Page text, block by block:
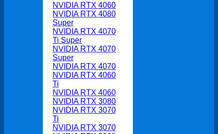
NVIDIA RTX 4060
NVIDIA RTX 4080
Super
NVIDIA RTX 4070
Ti Super
NVIDIA RTX 4070
Super
NVIDIA RTX 4070
NVIDIA RTX 4060
Ti
NVIDIA RTX 4060
NVIDIA RTX 3080
NVIDIA RTX 3070
Ti
NVIDIA RTX 3070